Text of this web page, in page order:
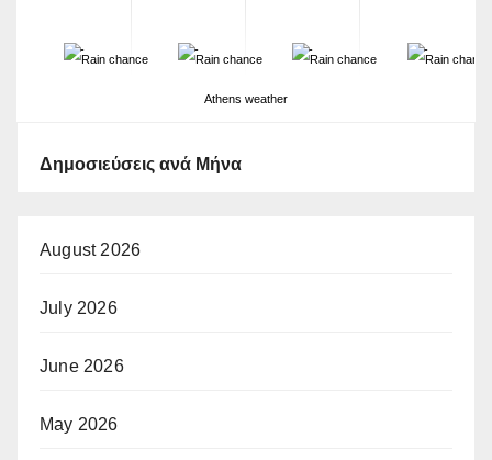
- - - -
Athens weather
Δημοσιεύσεις ανά Μήνα
August 2026
July 2026
June 2026
May 2026